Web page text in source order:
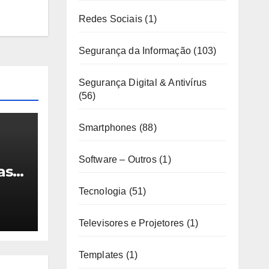
e
Redes Sociais (1)
Segurança da Informação (103)
Segurança Digital & Antivírus
(56)
Smartphones (88)
Software – Outros(1)
Tecnologia (51)
Televisores e Projetores (1)
Templates (1)